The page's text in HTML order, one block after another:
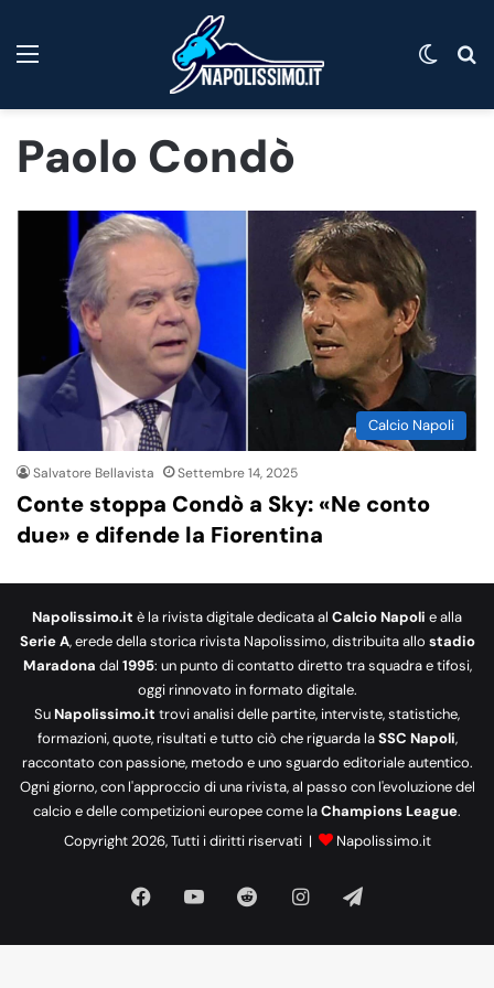
Paolo Condò
Calcio Napoli
Salvatore Bellavista Settembre 14, 2025
Conte stoppa Condò a Sky: «Ne conto
due» e difende la Fiorentina
Napolissimo.it è la rivista digitale dedicata al Calcio Napoli e alla
Serie A, erede della storica rivista Napolissimo, distribuita allo stadio
Maradona dal 1995: un punto di contatto diretto tra squadra e tifosi,
oggi rinnovato in formato digitale.
SuNapolissimo.it trovi analisi delle partite, interviste, statistiche,
formazioni, quote, risultati e tutto ciò che riguarda laSSC Napoli,
raccontato con passione, metodo e uno sguardo editoriale autentico.
Ogni giorno, con l'approccio di una rivista, al passo con l'evoluzione del
calcio e delle competizioni europee come laChampions League.
Copyright 2026, Tutti i diritti riservati |
Napolissimo.it
Facebook
Tube
RedditInstagram